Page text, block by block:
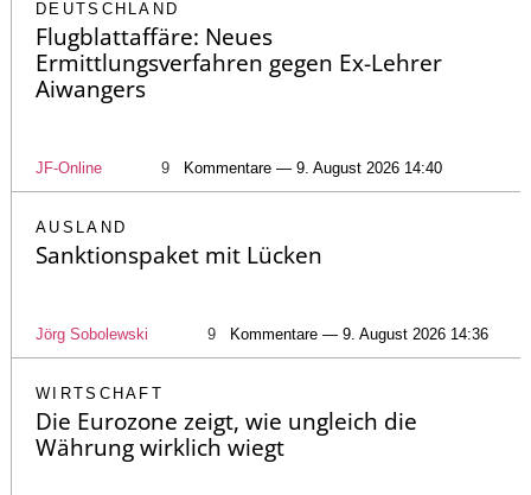
DEUTSCHLAND
Flugblattaffäre: Neues
Ermittlungsverfahren gegen Ex-Lehrer
Aiwangers
JF-Online 9 Kommentare — 9. August 2026 14:40
AUSLAND
Sanktionspaket mit Lücken
Jörg Sobolewski 9 Kommentare — 9. August 2026 14:36
WIRTSCHAFT
Die Eurozone zeigt, wie ungleich die
Währung wirklich wiegt